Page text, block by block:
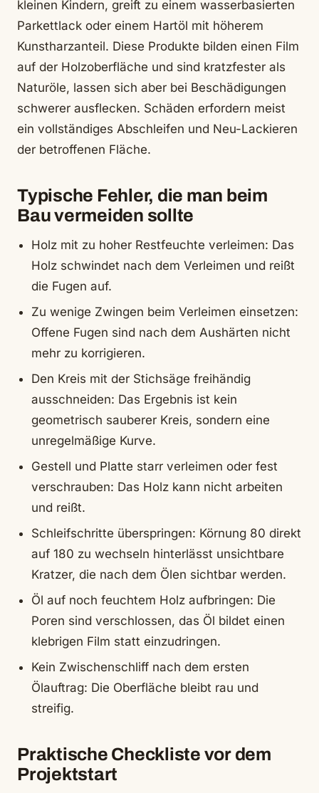
kleinen Kindern, greift zu einem wasserbasierten
Parkettlack oder einem Hartöl mit höherem
Kunstharzanteil. Diese Produkte bilden einen Film
auf der Holzoberfläche und sind kratzfester als
Naturöle, lassen sich aber bei Beschädigungen
schwerer ausflecken. Schäden erfordern meist
ein vollständiges Abschleifen und Neu-Lackieren
der betroffenen Fläche.
Typische Fehler, die man beim
Bau vermeiden sollte
Holz mit zu hoher Restfeuchte verleimen: Das
Holz schwindet nach dem Verleimen und reißt
die Fugen auf.
Zu wenige Zwingen beim Verleimen einsetzen:
Offene Fugen sind nach dem Aushärten nicht
mehr zu korrigieren.
Den Kreis mit der Stichsäge freihändig
ausschneiden: Das Ergebnis ist kein
geometrisch sauberer Kreis, sondern eine
unregelmäßige Kurve.
Gestell und Platte starr verleimen oder fest
verschrauben: Das Holz kann nicht arbeiten
und reißt.
Schleifschritte überspringen: Körnung 80 direkt
auf 180 zu wechseln hinterlässt unsichtbare
Kratzer, die nach dem Ölen sichtbar werden.
Öl auf noch feuchtem Holz aufbringen: Die
Poren sind verschlossen, das Öl bildet einen
klebrigen Film statt einzudringen.
Kein Zwischenschliff nach dem ersten
Ölauftrag: Die Oberfläche bleibt rau und
streifig.
Praktische Checkliste vor dem
Projektstart